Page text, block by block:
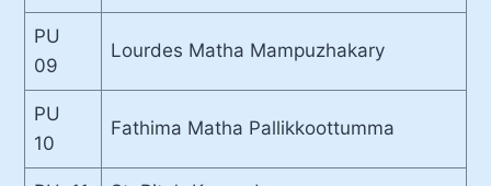
PU
09
Lourdes Matha Mampuzhakary
PU
10
Fathima Matha Pallikkoottumma